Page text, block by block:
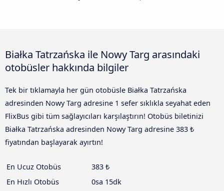
Białka Tatrzańska ile Nowy Targ arasındaki
otobüsler hakkında bilgiler
Tek bir tıklamayla her gün otobüsle Białka Tatrzańska
adresinden Nowy Targ adresine 1 sefer sıklıkla seyahat eden
FlixBus gibi tüm sağlayıcıları karşılaştırın! Otobüs biletinizi
Białka Tatrzańska adresinden Nowy Targ adresine 383 ₺
fiyatından başlayarak ayırtın!
En Ucuz Otobüs
383 ₺
En Hızlı Otobüs
0sa 15dk